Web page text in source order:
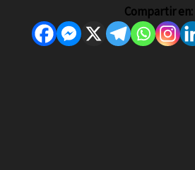
Compartir en: